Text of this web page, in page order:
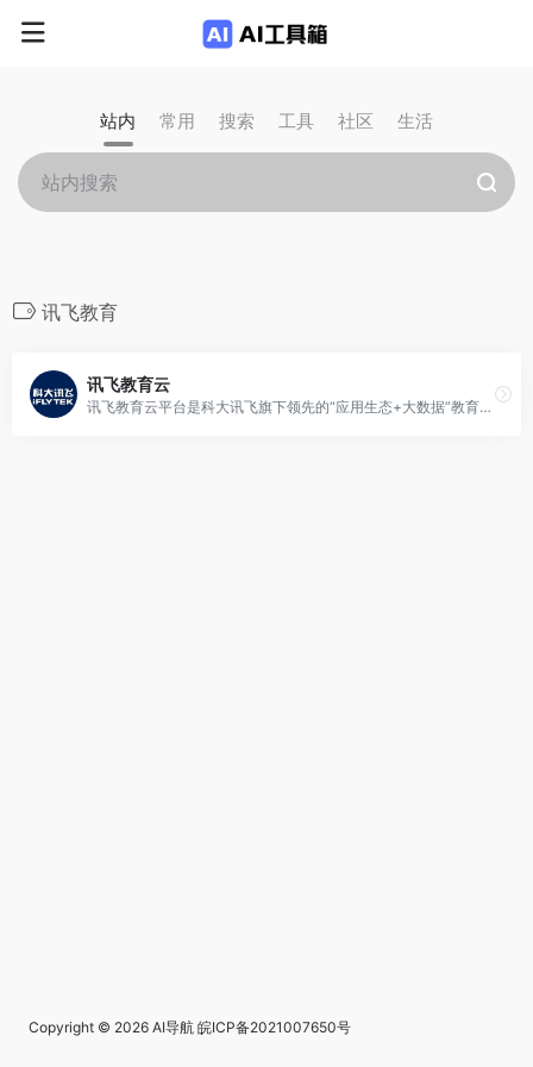
站内 常用 搜索 工具 社区 生活
讯飞教育
讯飞教育云
讯飞教育云平台是科大讯飞旗下领先的“应用生态+大数据”教育云综合解决方案
Copyright © 2026 AI导航 皖ICP备2021007650号